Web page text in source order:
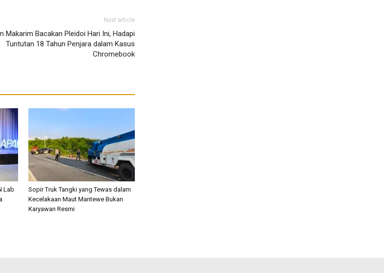
Next article
Makarim Bacakan Pleidoi Hari Ini, Hadapi
Tuntutan 18 Tahun Penjara dalam Kasus
Chromebook
Lab
Sopir Truk Tangki yang Tewas dalam
Kecelakaan Maut Mantewe Bukan
Karyawan Resmi